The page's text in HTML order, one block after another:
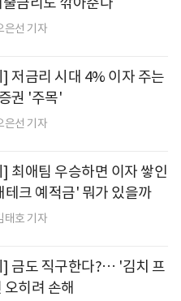
은선 기자
저금리 시대 4% 이자 주는
권 '주목'
은선 기자
최애팀 우승하면 이자 쌓인
크 예적금' 뭐가 있을까
태호 기자
] 금도 직구한다?… '김치 프
히려 손해